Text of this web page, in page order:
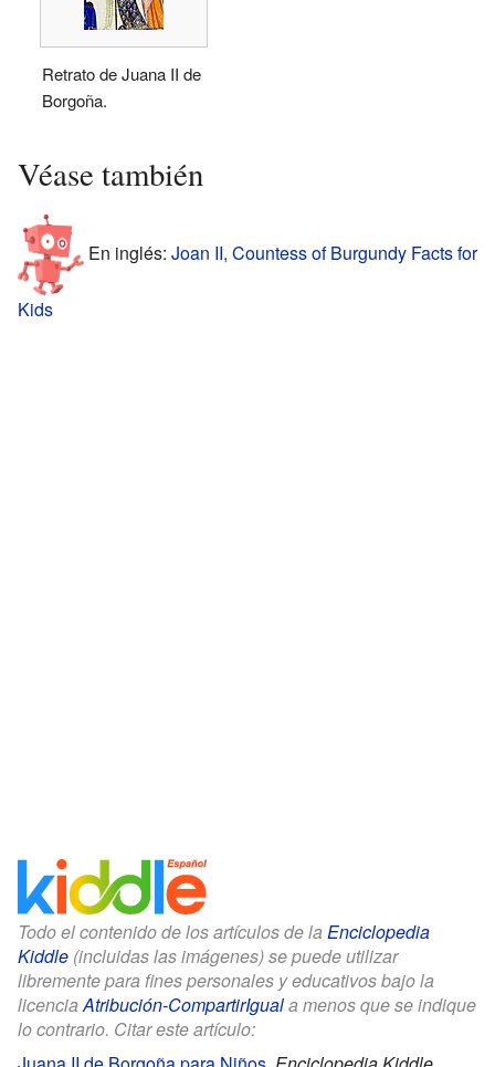
Retrato de Juana II de
Borgoña.
Véase también
En inglés: Joan II, Countess of Burgundy Facts for
Kids
Todo el contenido de los artículos de la Enciclopedia
Kiddle (incluidas las imágenes) se puede utilizar
libremente para fines personales y educativos bajo la
licencia Atribución-CompartirIguala menos que se indique
lo contrario. Citar este artículo: